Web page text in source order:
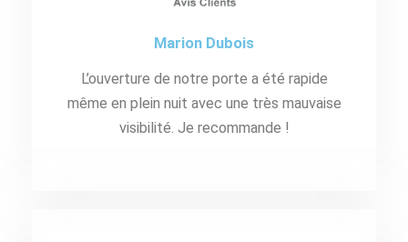
Marion Dubois
L’ouverture de notre porte a été rapide
même en plein nuit avec une très mauvaise
visibilité. Je recommande !